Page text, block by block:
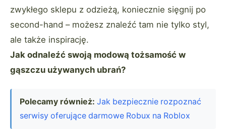
zwykłego sklepu z odzieżą, koniecznie sięgnij po
second-hand – możesz znaleźć tam nie tylko styl,
ale także inspirację.
Jak odnaleźć swoją modową tożsamość w
gąszczu używanych ubrań?
Polecamy również: Jak bezpiecznie rozpoznać
serwisy oferujące darmowe Robux na Roblox